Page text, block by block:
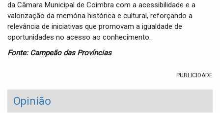
da Câmara Municipal de Coimbra com a acessibilidade e a
valorização da memória histórica e cultural, reforçando a
relevância de iniciativas que promovam a igualdade de
oportunidades no acesso ao conhecimento.
Fonte: Campeão das Províncias
PUBLICIDADE
Opinião